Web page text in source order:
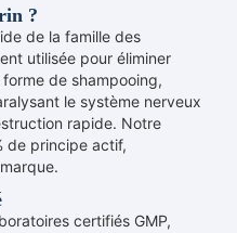
?
de la famille des
utilisée pour éliminer
de shampooing,
le système nerveux
rapide. Notre
de principe actif,
certifiés GMP,